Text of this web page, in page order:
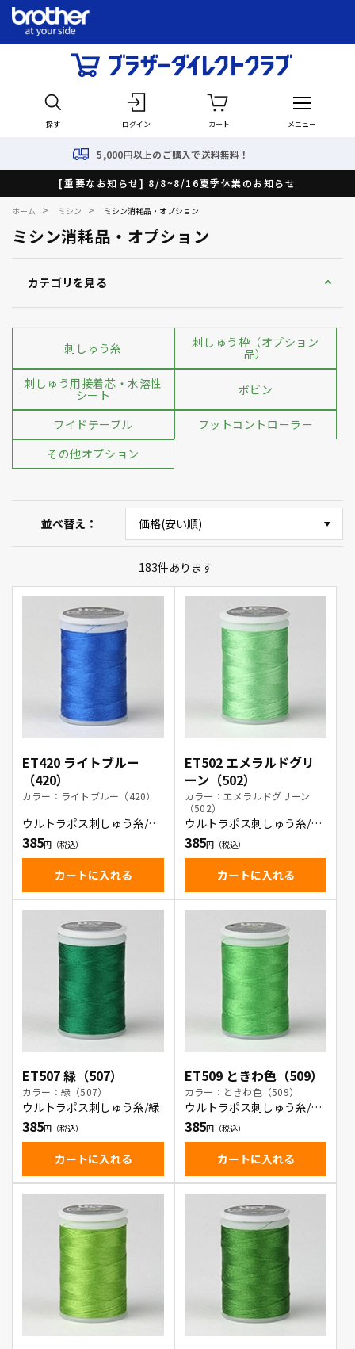
探す ログイン カート メニュー
上のご購入で送料無料！
[重要なお知らせ] 8/8~8/16夏季休業のお知らせ
ホーム > ミシン > ミシン消耗品・オプション
ミシン消耗品・オプション
カテゴリを見る
刺しゅう糸 刺しゅう枠（オプション
品）
刺しゅう用接着芯・水溶性
シート ボビン
ワイドテーブル
フットコントローラー
その他オプション
並べ替え
183件あります
ET420 ライトブルー
（420）
カラー：ライトブルー（420）
ウルトラポス刺しゅう糸/ラ
イトブルー
385
カートに入れる
ET502 エメラルドグリ
ーン（502）
カラー：エメラルドグリーン
（502）
ウルトラポス刺しゅう糸/エ
メラルドグリーン
385
カートに入れる
ET507 緑（507）
カラー：緑（507）
ウルトラポス刺しゅう糸/緑
385
カートに入れる
ET509 ときわ色（509）
カラー：ときわ色（509）
ウルトラポス刺しゅう糸/と
きわ色
385
カートに入れる